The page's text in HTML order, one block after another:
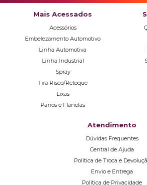
Mais Acessados
Acessórios
Embelezamento Automotivo
Linha Automotiva
Linha Industrial
Spray
Tira Risco/Retoque
Lixas
Panos e Flanelas
Atendimento
Dúvidas Frequentes
Central de Ajuda
Política de Troca e
Envio e Entrega
Política de Privacidade